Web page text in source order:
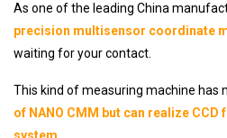
As one of the leading China
precision multisensor coordinate
waiting for your contact.
This kind of measuring machine has
of NANO CMM but can realize